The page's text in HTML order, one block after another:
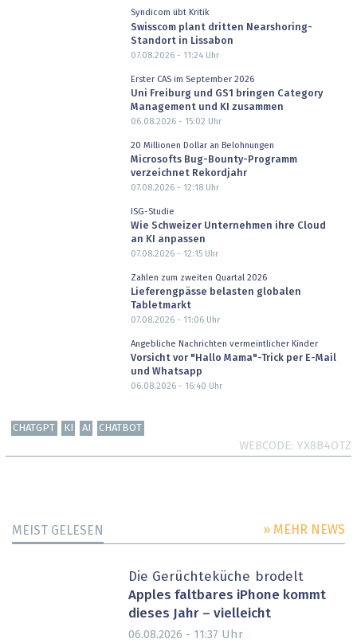
Syndicom übt Kritik
Swisscom plant dritten Nearshoring-
Standort in Lissabon
07.08.2026 - 11:24Uhr
Erster CAS im September 2026
Uni Freiburg und GS1 bringen Category
Management und KI zusammen
06.08.2026 - 15:02 Uhr
20 Millionen Dollar an Belohnungen
Microsofts Bug-Bounty-Programm
verzeichnet Rekordjahr
07.08.2026 - 12:18Uhr
ISG-Studie
Wie Schweizer Unternehmen ihre Cloud
an KI anpassen
07.08.2026 - 12:15Uhr
Zahlen zum zweiten Quartal 2026
Lieferengpässe belasten globalen
Tabletmarkt
07.08.2026 - 11:06Uhr
Angebliche Nachrichten vermeintlicher Kinder
Vorsicht vor "Hallo Mama"-Trick per E-Mail
und Whatsapp
06.08.2026 - 16:40 Uhr
CHATGPT KI AI CHATBOT
WEBCODE YX8B4OTZ
MEIST GELESEN » MEHR NEWS
Die Gerüchteküche brodelt
Apples faltbares iPhone kommt
dieses Jahr – vielleicht
06.08.2026 - 11:37 Uhr